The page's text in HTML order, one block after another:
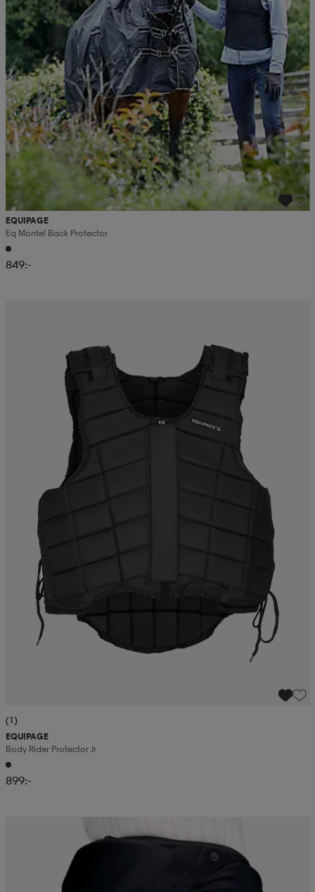
EQUIPAGE
Eq Montel Back Protector
849:-
(1)
EQUIPAGE
Body Rider Protector Jr
899:-